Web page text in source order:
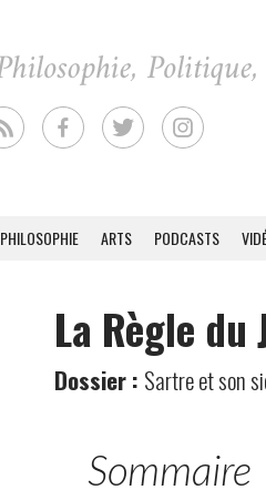
PHILOSOPHIE ARTS PODCASTS
La Règle du
Dossier : Sartre et son
Sommaire